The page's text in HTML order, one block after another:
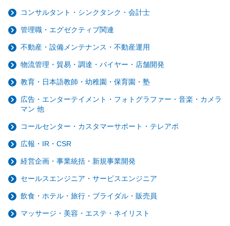
コンサルタント・シンクタンク・会計士
管理職・エグゼクティブ関連
不動産・設備メンテナンス・不動産運用
物流管理・貿易・調達・バイヤー・店舗開発
教育・日本語教師・幼稚園・保育園・塾
広告・エンターテイメント・フォトグラファー・音楽・カメラ
マン 他
コールセンター・カスタマーサポート・テレアポ
広報・IR・CSR
経営企画・事業統括・新規事業開発
セールスエンジニア・サービスエンジニア
飲食・ホテル・旅行・ブライダル・販売員
マッサージ・美容・エステ・ネイリスト